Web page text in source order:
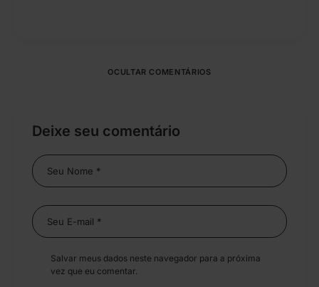
OCULTAR COMENTÁRIOS
Deixe seu comentário
Salvar meus dados neste navegador para a próxima
vez que eu comentar.